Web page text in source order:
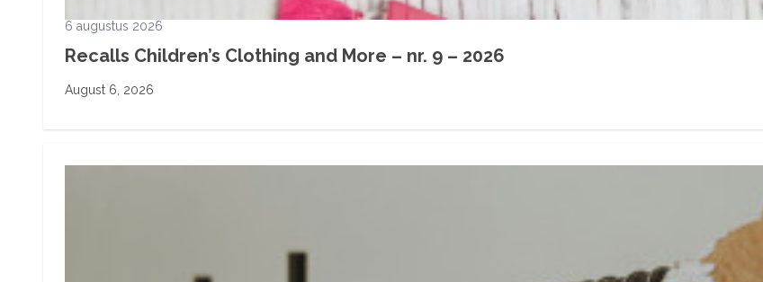
Recalls Children’s Clothing and More – nr. 9 – 2026
6 augustus 2026
August 6, 2026